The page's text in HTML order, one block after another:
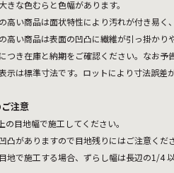
きな色むらと色幅があります。
高い商品は面状特性により汚れが付き易く
高い商品は表面の凹凸に繊維が引っ掛かり
つき在庫と納期をご確認ください。なお予
示は標準寸法です。ロットにより寸法誤差
注意
目地幅で施工してください。
凸がありますので目地残りにはご注意くだ
地で施工する場合、ずらし幅は長辺の1/4